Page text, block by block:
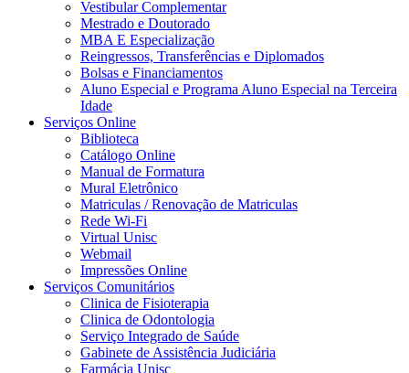
Vestibular Complementar
Mestrado e Doutorado
MBA E Especialização
Reingressos, Transferências e Diplomados
Bolsas e Financiamentos
Aluno Especial e Programa Aluno Especial na Terceira
Idade
Serviços Online
Biblioteca
Catálogo Online
Manual de Formatura
Mural Eletrônico
Matriculas / Renovação de Matriculas
Rede Wi-Fi
Virtual Unisc
Webmail
Impressões Online
Serviços Comunitários
Clinica de Fisioterapia
Clinica de Odontologia
Serviço Integrado de Saúde
Gabinete de Assistência Judiciária
Farmácia Unisc